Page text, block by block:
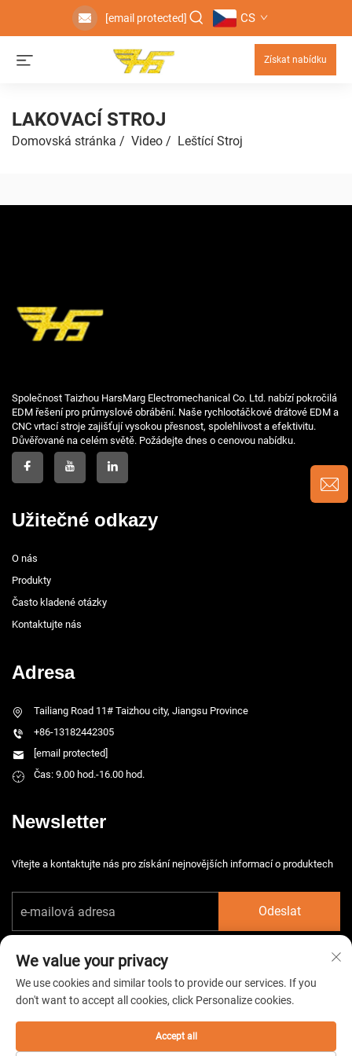
[email protected] CS
Získat nabídku
LAKOVACÍ STROJ
Domovská stránka / Video / Leštící Stroj
Společnost Taizhou HarsMarg Electromechanical Co. Ltd. nabízí pokročilá
EDM řešení pro průmyslové obrábění. Naše rychlootáčkové drátové EDM a
CNC vrtací stroje zajišťují vysokou přesnost, spolehlivost a efektivitu.
Důvěřované na celém světě. Požádejte dnes o cenovou nabídku.
Užitečné odkazy
O nás
Produkty
Často kladené otázky
Kontaktujte nás
Adresa
Tailiang Road 11# Taizhou city, Jiangsu Province
+86-13182442305
[email protected]
Čas: 9.00 hod.-16.00 hod.
Newsletter
Vítejte a kontaktujte nás pro získání nejnovějších informací o produktech
Odeslat
Copyright © 2026 China Taizhou HarsMarg Electromechenical Co. Ltd.
Všechna práva vyhrazena. - Zásady ochrany soukromí
We value your privacy
We use cookies and similar tools to provide our services. If you
don't want to accept all cookies, click Personalize cookies.
Accept all